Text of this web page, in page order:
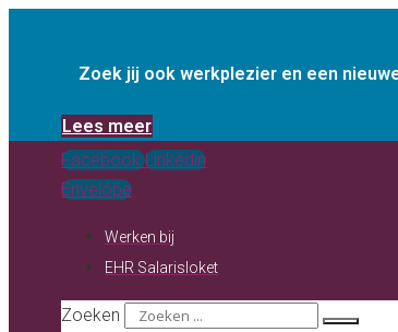
Zoek jij ook werkplezier en een
Lees meer
Facebook Linkedin
Envelope
Werken bij
EHR Salarisloket
Zoeken